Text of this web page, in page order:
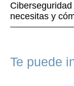
necesitas y
Te puede